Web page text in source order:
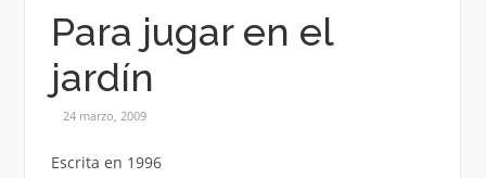
Para jugar en el
jardín
24 marzo, 2009
Escrita en 1996